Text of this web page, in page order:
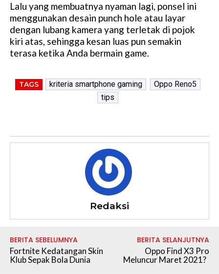
Lalu yang membuatnya nyaman lagi, ponsel ini
menggunakan desain punch hole atau layar
dengan lubang kamera yang terletak di pojok
kiri atas, sehingga kesan luas pun semakin
terasa ketika Anda bermain game.
TAGS kriteria smartphone gaming
Oppo Reno5
tips
Redaksi
BERITA SEBELUMNYA
Fortnite Kedatangan Skin
Klub Sepak Bola Dunia
BERITA SELANJUTNYA
Oppo Find X3 Pro
Meluncur Maret 2021?